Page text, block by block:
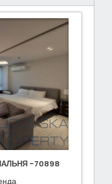
-70898